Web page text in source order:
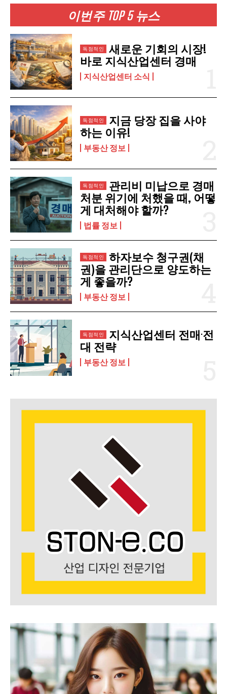
개인정보 취급정책 을 읽었으며 이에 동의합니다.
이번주 TOP 5 뉴스
새로운 기회의 시장!
바로 지식산업센터 경매
지식산업센터 소식
지금 당장 집을 사야
하는 이유!
부동산 정보
관리비 미납으로 경매
처분 위기에 처했을 때, 어떻
게 대처해야 할까?
법률 정보
하자보수 청구권(채
권)을 관리단으로 양도하는
게 좋을까?
부동산 정보
지식산업센터 전매·전
대 전략
부동산 정보